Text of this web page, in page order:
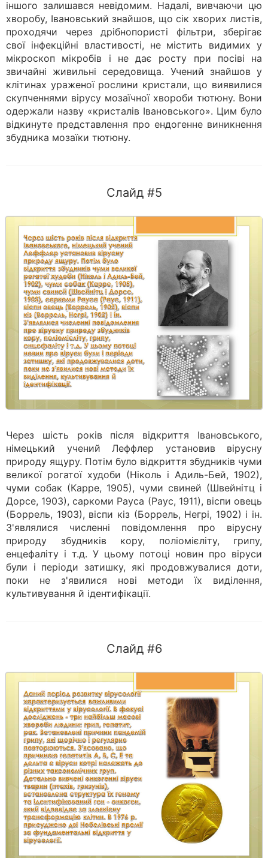
іншого залишався невідомим. Надалі, вивчаючи цю
хворобу, Івановський знайшов, що сік хворих листів,
проходячи через дрібнопористі фільтри, зберігає
свої інфекційні властивості, не містить видимих у
мікроскоп мікробів і не дає росту при посіві на
звичайні живильні середовища. Учений знайшов у
клітинах ураженої рослини кристали, що виявилися
скупченнями вірусу мозаїчної хвороби тютюну. Вони
одержали назву «кристалів Івановського». Цим було
відкинуте представлення про ендогенне виникнення
збудника мозаїки тютюну.
Слайд #5
Через шість років після відкриття Івановського,
німецький учений Леффлер установив вірусну
природу ящуру. Потім було відкриття збудників чуми
великої рогатої худоби (Ніколь і Адиль-Бей, 1902),
чуми собак (Карре, 1905), чуми свиней (Швейнітц і
Дорсе, 1903), саркоми Рауса (Раус, 1911), віспи овець
(Боррель, 1903), віспи кіз (Боррель, Негрі, 1902) і ін.
З'являлися численні повідомлення про вірусну
природу збудників кору, поліомієліту, грипу,
енцефаліту і т.д. У цьому потоці новин про віруси
були і періоди затишку, які продовжувалися доти,
поки не з'явилися нові методи їх виділення,
культивування й ідентифікації.
Слайд #6